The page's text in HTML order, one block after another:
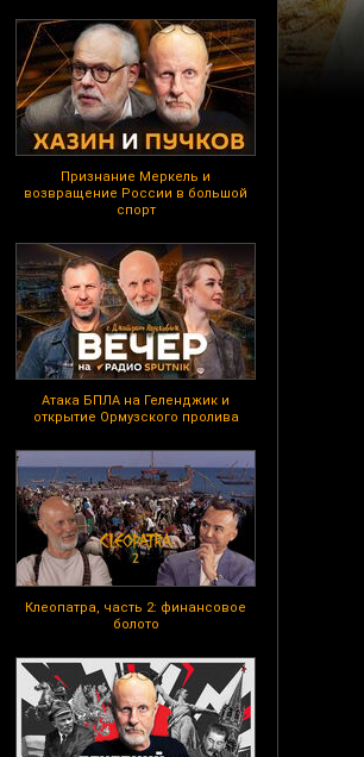
Признание Меркель и
возвращение России в большой
спорт
Атака БПЛА на Геленджик и
открытие Ормузского пролива
Клеопатра, часть 2: финансовое
болото